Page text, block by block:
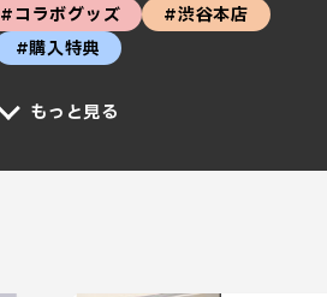
#コラボグッズ
#渋谷本店
#購入特典
もっと見る